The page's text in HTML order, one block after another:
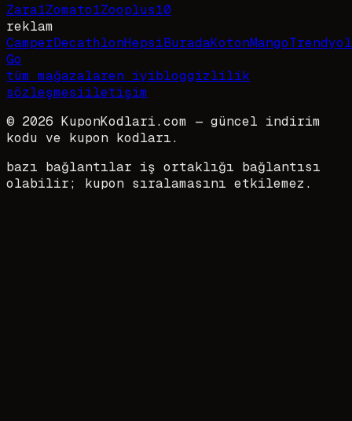
Zara1Zomato1Zooplus10
reklam
CamperDecathlonHepsiBuradaKotonMangoTrendyol
Go
tüm mağazalaren iyibloggizlilik
sözleşmesiiletişim
© 2026 KuponKodlari.com — güncel indirim
kodu ve kupon kodları.
bazı bağlantılar iş ortaklığı bağlantısı
olabilir; kupon sıralamasını etkilemez.